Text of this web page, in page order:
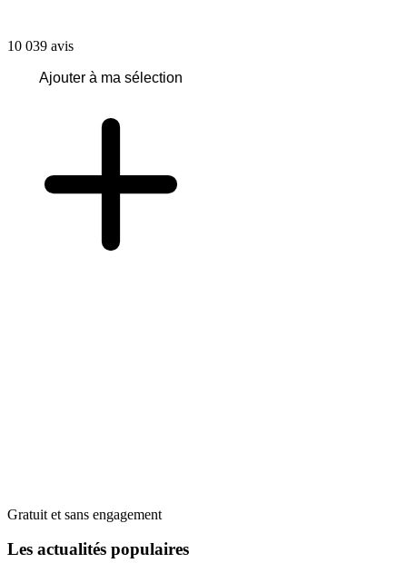
10 039 avis
Ajouter à ma sélection
Gratuit et sans engagement
Les actualités populaires